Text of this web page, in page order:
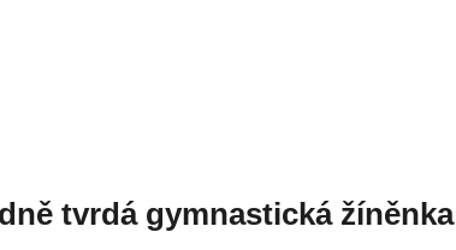
tvrdá gymnastická